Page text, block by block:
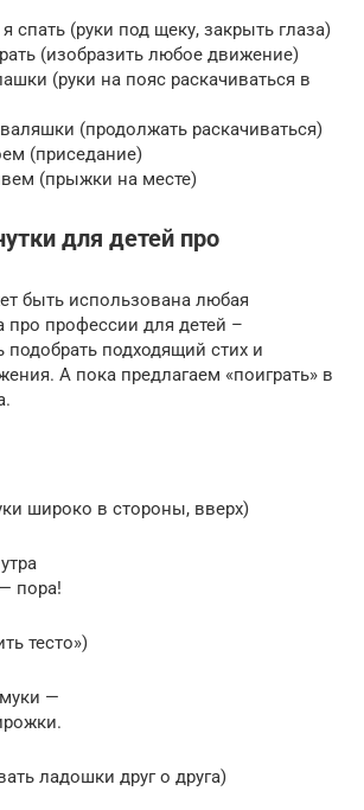
спать (руки под щеку, закрыть глаза)
(изобразить любое движение)
(руки на пояс раскачиваться в
(продолжать раскачиваться)
(приседание)
(прыжки на месте)
для детей про
быть использована любая
про профессии для детей –
подходящий стих и
А пока предлагаем «поиграть» в
широко в стороны, вверх)
пора!
тесто»)
—
ладошки друг о друга)